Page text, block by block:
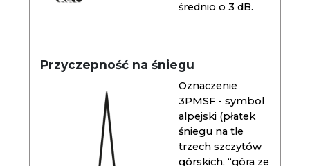
średnio o 3 dB.
Przyczepność na śniegu
Oznaczenie
3PMSF - symbol
alpejski (płatek
śniegu na tle
trzech szczytów
górskich, “góra ze